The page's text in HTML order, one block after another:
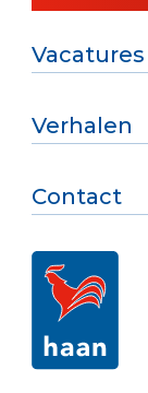
Vacatures
Verhalen
Contact